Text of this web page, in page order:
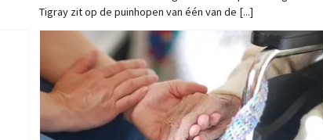
Tigray zit op de puinhopen van één van de [...]